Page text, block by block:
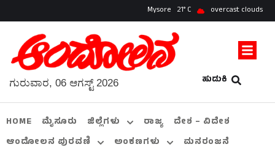
Mysore 21 overcast clouds
ಹುಡುಕಿ
ಗುರುವಾರ, 06 ಆಗಸ್ಟ್ 2026
HOME ಮೈಸೂರು ಜಿಲ್ಲೆಗಳು ರಾಜ್ಯ
ದೇಶ – ವಿದೇಶ
ಆಂದೋಲನ ಪುರವಣಿ
ಅಂಕಣಗಳು
ಮನರಂಜನೆ